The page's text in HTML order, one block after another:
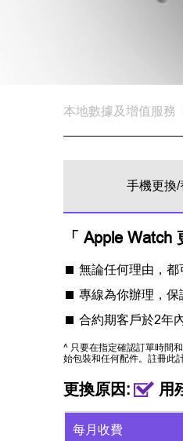
本地數據及增值服務
手機更換/
「 Apple Watch
無論任何理由，
專線為你辦理，
合約期客戶於2年
^ 只要在指定確認訂單時間和
始包裝和任何配件。註冊此
更換原因: 用
每月收費